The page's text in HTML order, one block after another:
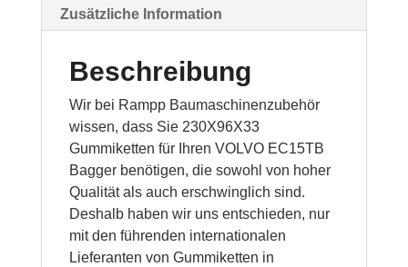
Zusätzliche Information
Beschreibung
Wir bei Rampp Baumaschinenzubehör
wissen, dass Sie 230X96X33
Gummiketten für Ihren VOLVO EC15TB
Bagger benötigen, die sowohl von hoher
Qualität als auch erschwinglich sind.
Deshalb haben wir uns entschieden, nur
mit den führenden internationalen
Lieferanten von Gummiketten in